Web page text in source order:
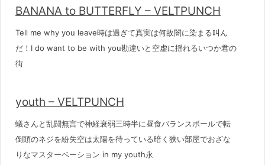
BANANA to BUTTERFLY – VELTPUNCH
Tell me why you leave時は過ぎて真実は何故闇に染まる叫ん
だ！I do want to be with you勘違いと空虚に揺れるいつか君の
街
youth – VELTPUNCH
蟻さんと乱闘無言で神経衰弱三時半に昼食バランスボールで転
倒頭のネジを紛失空は太陽を待っている暗く狭い部屋でおざな
りなマスターベーション in my youth永